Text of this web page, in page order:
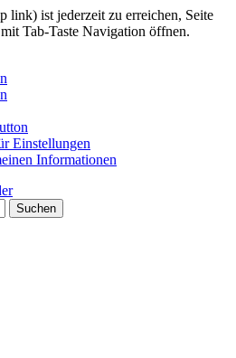
link) ist jederzeit zu erreichen, Seite
Tab-Taste Navigation öffnen.
Einstellungen
Informationen
Suchen